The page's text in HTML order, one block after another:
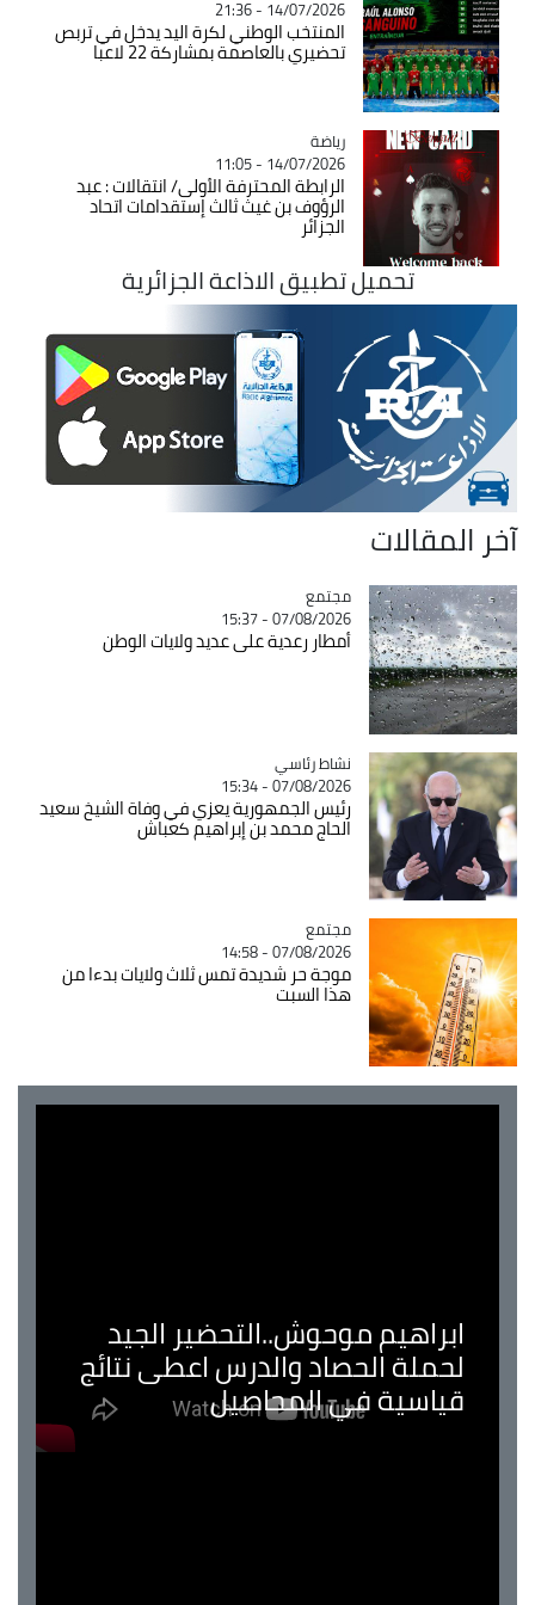
14/07/2026 - 21:36
المنتخب الوطني لكرة اليد يدخل في تربص
تحضيري بالعاصمة بمشاركة 22 لاعبا
Catégorie
رياضة
14/07/2026 - 11:05
الرابطة المحترفة الأولى/ انتقالات : عبد
الرؤوف بن غيث ثالث إستقدامات اتحاد
الجزائر
تحميل تطبيق الاذاعة الجزائرية
آخر المقالات
Catégorie
مجتمع
07/08/2026 - 15:37
أمطار رعدية على عديد ولايات الوطن
Catégorie
نشاط رئاسي
07/08/2026 - 15:34
رئيس الجمهورية يعزي في وفاة الشيخ سعيد
الحاج محمد بن إبراهيم كعباش
Catégorie
مجتمع
07/08/2026 - 14:58
موجة حر شديدة تمس ثلاث ولايات بدءا من
هذا السبت
ابراهيم موحوش..التحضير الجيد
لحملة الحصاد والدرس اعطى نتائج
قياسية في المحاصيل